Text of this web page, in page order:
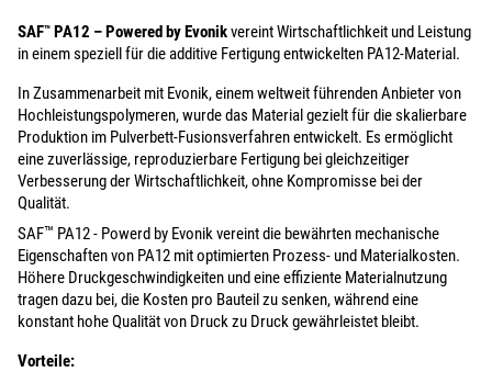
SAF™ PA12 – Powered by Evonikvereint Wirtschaftlichkeit und Leistung
in einem speziell für die additive Fertigung entwickelten PA12-Material.
In Zusammenarbeit mit Evonik, einem weltweit führenden Anbieter von
Hochleistungspolymeren, wurde das Material gezielt für die skalierbare
Produktion im Pulverbett-Fusionsverfahren entwickelt. Es ermöglicht
eine zuverlässige, reproduzierbare Fertigung bei gleichzeitiger
Verbesserung der Wirtschaftlichkeit, ohne Kompromisse bei der
Qualität.
SAF™ PA12 - Powerd by Evonik vereint die bewährten mechanische
Eigenschaften von PA12 mit optimierten Prozess- und Materialkosten.
Höhere Druckgeschwindigkeiten und eine effiziente Materialnutzung
tragen dazu bei, die Kosten pro Bauteil zu senken, während eine
konstant hohe Qualität von Druck zu Druck gewährleistet bleibt.
Vorteile: